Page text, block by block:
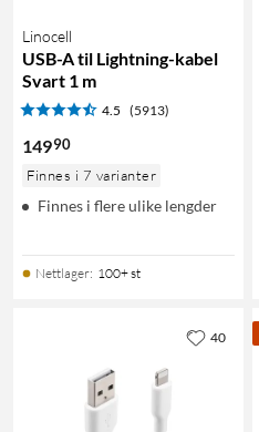
Linocell
USB-A til Lightning-kabel
Svart 1 m
4.5 (5913)
14990
Finnes i 7 varianter
Finnes i flere ulike lengder
Nettlager: 100+ st
40